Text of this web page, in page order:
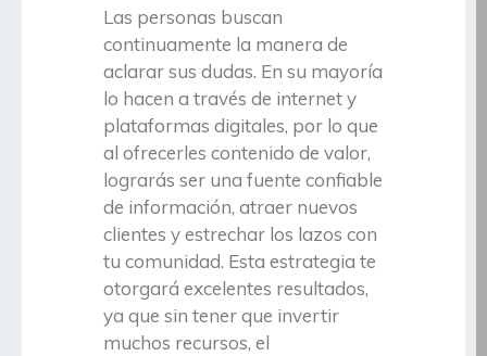
Las personas buscan
continuamente la manera de
aclarar sus dudas. En su mayoría
lo hacen a través de internet y
plataformas digitales, por lo que
al ofrecerles contenido de valor,
lograrás ser una fuente confiable
de información, atraer nuevos
clientes y estrechar los lazos con
tu comunidad. Esta estrategia te
otorgará excelentes resultados,
ya que sin tener que invertir
muchos recursos, el